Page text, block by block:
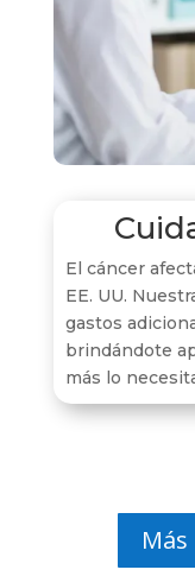
El cáncer
EE. UU.
gastos
brindándote
más lo